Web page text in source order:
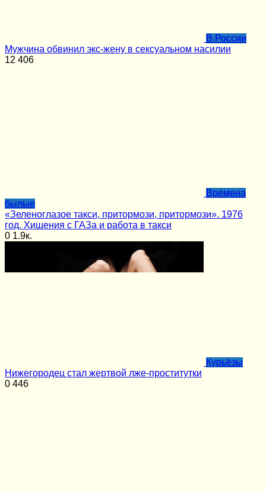
В России
Мужчина обвинил экс-жену в сексуальном насилии
12 406
Времена
былые
«Зеленоглазое такси, притормози, притормози». 1976
год. Хищения с ГАЗа и работа в такси
0 1.9к.
Курьёзы
Нижегородец стал жертвой лже-проститутки
0 446